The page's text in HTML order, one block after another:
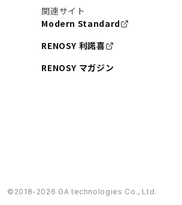
関連サイト
Modern Standard
RENOSY 利諾喜
RENOSY マガジン
©︎2018-2026 GA technologies Co., Ltd.